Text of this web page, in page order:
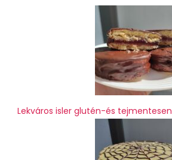
Lekváros isler glutén-és tejmentesen